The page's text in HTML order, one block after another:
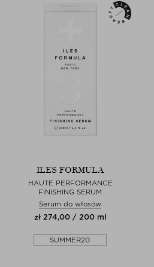
ILES FORMULA
HAUTE PERFORMANCE
FINISHING SERUM
Serum do włosów
zł 274,00 / 200 ml
SUMMER20